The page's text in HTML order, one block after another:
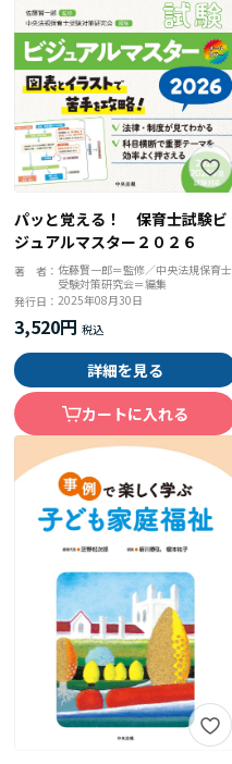
パッと覚える！ 保育士試験ビ
ジュアルマスター２０２６
著 者：佐藤賢一郎＝監修／中央法規保育士
受験対策研究会＝編集
発行日：2025年08月30日
3,520円
詳細を見る
カートに入れる